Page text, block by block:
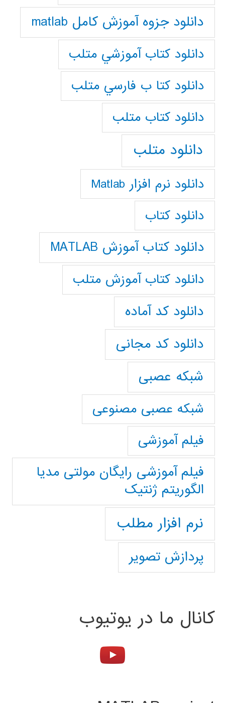
دانلود جزوه آموزش کامل matlab
دانلود كتاب آموزشي متلب
دانلود كتا ب فارسي متلب
دانلود كتاب متلب
دانلود متلب
دانلود نرم افزار Matlab
دانلود کتاب
دانلود کتاب آموزش MATLAB
دانلود کتاب آموزش متلب
دانلود کد آماده
دانلود کد مجانی
شبکه عصبی
شبکه عصبی مصنوعی
فیلم آموزشی
فیلم آموزشی رایگان مولتی مدیا
الگوریتم ژنتیک
نرم افزار مطلب
پردازش تصویر
کانال ما در یوتیوب